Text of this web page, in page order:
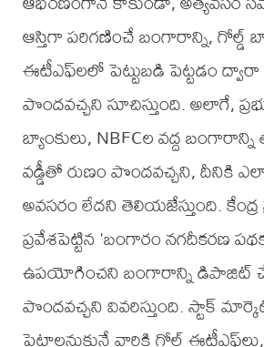
ఆస్తిగా పరిగణించే బంగారాన్ని, గోల్డ్
ఈటీఎఫ్‌లలో పెట్టుబడి పెట్టడం
పొందవచ్చని సూచిస్తుంది. అలాగే,
బ్యాంకులు, NBFCల వద్ద బంగారాన్ని
వడ్డీతో రుణం పొందవచ్చని, దీనికి
అవసరం లేదని తెలియజేస్తుంది. కేంద్ర
ప్రవేశపెట్టిన 'బంగారం నగదీకరణ
ఉపయోగించని బంగారాన్ని డిపాజిట్
పొందవచ్చని వివరిస్తుంది. స్టాక్
పెట్టాలనుకునే వారికి గోల్డ్